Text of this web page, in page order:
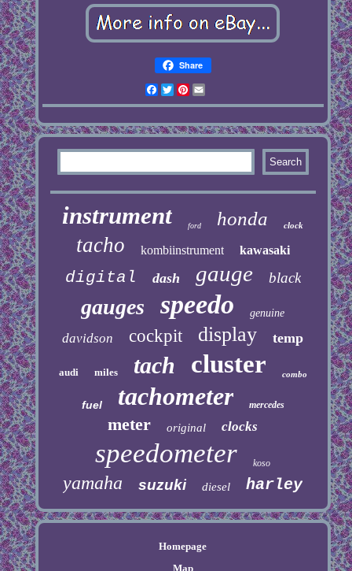
Share
Facebook
TwitterPinterest
instrument ford honda clock
tacho kombiinstrument kawasaki
digital dash gauge black
gauges speedo genuine
davidson cockpit display temp
audi miles tach cluster combo
fuel tachometer mercedes
meter original clocks
speedometer koso
yamaha suzuki diesel harley
Homepage
Map